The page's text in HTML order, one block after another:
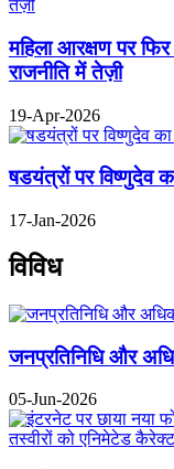
महिला आरक्षण पर
राजनीति में तेज़ी
19-Apr-2026
षडयंत्रों पर विष्णुदेव
17-Jan-2026
विविध
जनप्रतिनिधि और
05-Jun-2026